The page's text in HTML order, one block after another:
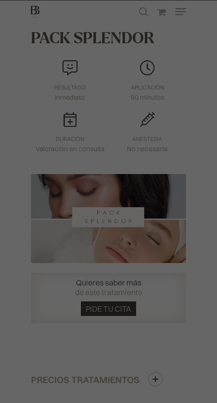
PACK SPLENDOR
RESULTADO
Inmediato
APLICACIÓN
90 minutos
DURACIÓN
Valoración en consulta
ANESTESIA
No necesaria
PRECIOS TRATAMIENTOS
Quieres saber más
de este tratamiento
PIDE TU CITA